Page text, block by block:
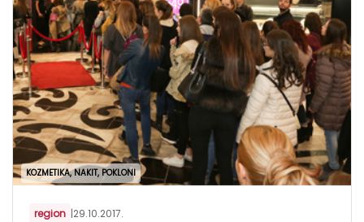
KOZMETIKA, NAKIT, POKLONI
region |29.10.2017.